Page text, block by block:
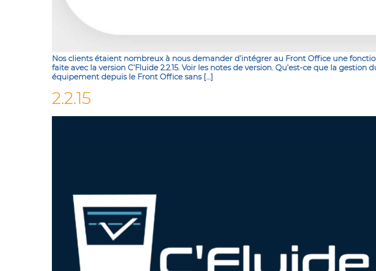
Nos clients étaient nombreux à nous demander d’intégrer au Front Office une
faite avec la version C’Fluide 2.2.15. Voir les notes de version. Qu’est-ce que la
équipement depuis le Front Office sans […]
2.2.15